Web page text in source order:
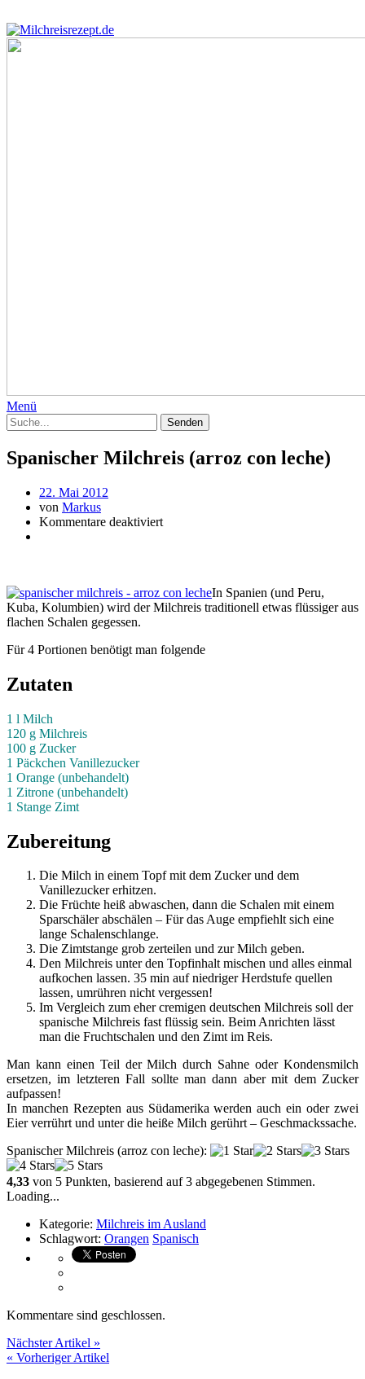
Menü
Spanischer Milchreis (arroz con leche)
22. Mai 2012
von Markus
Kommentare deaktiviert
In Spanien (und Peru,
Kuba, Kolumbien) wird der Milchreis traditionell etwas flüssiger aus
flachen Schalen gegessen.
Für 4 Portionen benötigt man folgende
Zutaten
1 l Milch
120 g Milchreis
100 g Zucker
1 Päckchen Vanillezucker
1 Orange (unbehandelt)
1 Zitrone (unbehandelt)
1 Stange Zimt
Zubereitung
Die Milch in einem Topf mit dem Zucker und dem
Vanillezucker erhitzen.
Die Früchte heiß abwaschen, dann die Schalen mit einem
Sparschäler abschälen – Für das Auge empfiehlt sich eine
lange Schalenschlange.
Die Zimtstange grob zerteilen und zur Milch geben.
Den Milchreis unter den Topfinhalt mischen und alles einmal
aufkochen lassen. 35 min auf niedriger Herdstufe quellen
lassen, umrühren nicht vergessen!
Im Vergleich zum eher cremigen deutschen Milchreis soll der
spanische Milchreis fast flüssig sein. Beim Anrichten lässt
man die Fruchtschalen und den Zimt im Reis.
Man kann einen Teil der Milch durch Sahne oder Kondensmilch
ersetzen, im letzteren Fall sollte man dann aber mit dem Zucker
aufpassen!
In manchen Rezepten aus Südamerika werden auch ein oder zwei
Eier verrührt und unter die heiße Milch gerührt – Geschmackssache.
Spanischer Milchreis (arroz con leche):
4,33 von 5 Punkten, basierend auf3 abgegebenen Stimmen.
Loading...
Kategorie: Milchreis im Ausland
Schlagwort: Orangen Spanisch
Kommentare sind geschlossen.
Nächster Artikel »
« Vorheriger Artikel